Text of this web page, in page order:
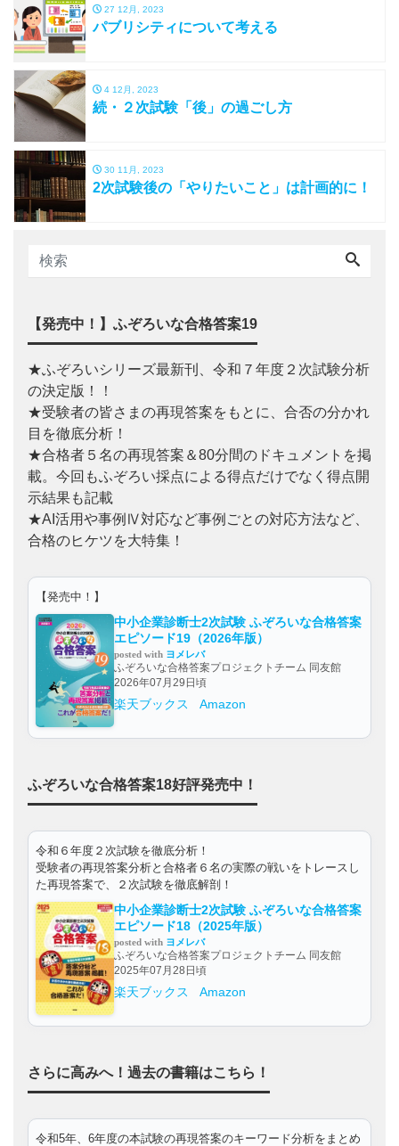
27 12月, 2023
パブリシティについて考える
4 12月, 2023
続・２次試験「後」の過ごし方
30 11月, 2023
2次試験後の「やりたいこと」は計画的に！
【発売中！】ふぞろいな合格答案19
★ふぞろいシリーズ最新刊、令和７年度２次試験分析
の決定版！！
★受験者の皆さまの再現答案をもとに、合否の分かれ
目を徹底分析！
★合格者５名の再現答案＆80分間のドキュメントを掲
載。今回もふぞろい採点による得点だけでなく得点開
示結果も記載
★AI活用や事例Ⅳ対応など事例ごとの対応方法など、
合格のヒケツを大特集！
【発売中！】
中小企業診断士2次試験 ふぞろいな合格答案
エピソード19（2026年版）
posted with ヨメレバ
ふぞろいな合格答案プロジェクトチーム 同友館
2026年07月29日頃
楽天ブックス Amazon
ふぞろいな合格答案18好評発売中！
令和６年度２次試験を徹底分析！
受験者の再現答案分析と合格者６名の実際の戦いをトレースし
た再現答案で、２次試験を徹底解剖！
中小企業診断士2次試験 ふぞろいな合格答案
エピソード18（2025年版）
posted with ヨメレバ
ふぞろいな合格答案プロジェクトチーム 同友館
2025年07月28日頃
楽天ブックス Amazon
さらに高みへ！過去の書籍はこちら！
令和5年、6年度の本試験の再現答案のキーワード分析をまとめ